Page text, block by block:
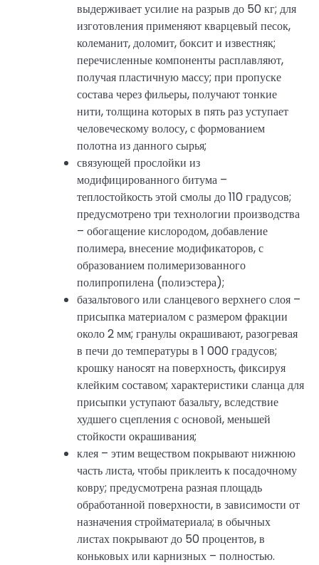
выдерживает усилие на разрыв до 50 кг; для
изготовления применяют кварцевый песок,
колеманит, доломит, боксит и известняк;
перечисленные компоненты расплавляют,
получая пластичную массу; при пропуске
состава через фильеры, получают тонкие
нити, толщина которых в пять раз уступает
человеческому волосу, с формованием
полотна из данного сырья;
связующей прослойки из
модифицированного битума –
теплостойкость этой смолы до 110 градусов;
предусмотрено три технологии производства
– обогащение кислородом, добавление
полимера, внесение модификаторов, с
образованием полимеризованного
полипропилена (полиэстера);
базальтового или сланцевого верхнего слоя –
присыпка материалом с размером фракции
около 2 мм; гранулы окрашивают, разогревая
в печи до температуры в 1 000 градусов;
крошку наносят на поверхность, фиксируя
клейким составом; характеристики сланца для
присыпки уступают базальту, вследствие
худшего сцепления с основой, меньшей
стойкости окрашивания;
клея – этим веществом покрывают нижнюю
часть листа, чтобы приклеить к посадочному
ковру; предусмотрена разная площадь
обработанной поверхности, в зависимости от
назначения стройматериала; в обычных
листах покрывают до 50 процентов, в
коньковых или карнизных – полностью.